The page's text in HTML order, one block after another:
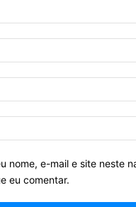
nome, e-mail e site neste
eu comentar.